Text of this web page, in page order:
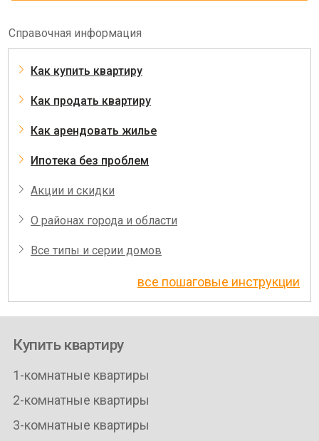
Справочная информация
Как купить квартиру
Как продать квартиру
Как арендовать жилье
Ипотека без проблем
Акции и скидки
О районах города и области
Все типы и серии домов
все пошаговые инструкции
Купить квартиру
1-комнатные квартиры
2-комнатные квартиры
3-комнатные квартиры